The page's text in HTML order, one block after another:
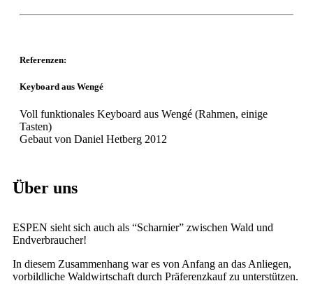
Referenzen:
Keyboard aus Wengé
Voll funktionales Keyboard aus Wengé (Rahmen, einige
Tasten)
Gebaut von Daniel Hetberg 2012
Über uns
ESPEN sieht sich auch als “Scharnier” zwischen Wald und
Endverbraucher!
In diesem Zusammenhang war es von Anfang an das Anliegen,
vorbildliche Waldwirtschaft durch Präferenzkauf zu unterstützen.